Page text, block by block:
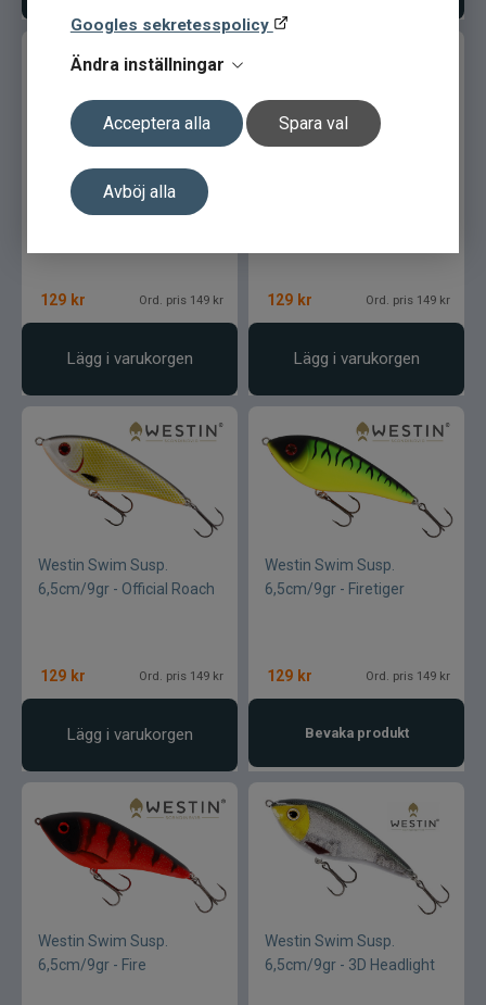
Googles sekretesspolicy
Ändra inställningar
Acceptera alla Spara val
Avböj alla
Westin Swim Susp.
6,5cm/9gr - Real Roach
129 kr Ord. pris 149 kr
Lägg i varukorgen
129 kr Ord. pris 149 kr
Lägg i varukorgen
Westin Swim Susp.
6,5cm/9gr - Official Roach
129 kr Ord. pris 149 kr
Lägg i varukorgen
Westin Swim Susp.
6,5cm/9gr - Firetiger
129 kr Ord. pris 149 kr
Bevaka produkt
Westin Swim Susp.
6,5cm/9gr - Fire
Westin Swim Susp.
6,5cm/9gr - 3D Headlight